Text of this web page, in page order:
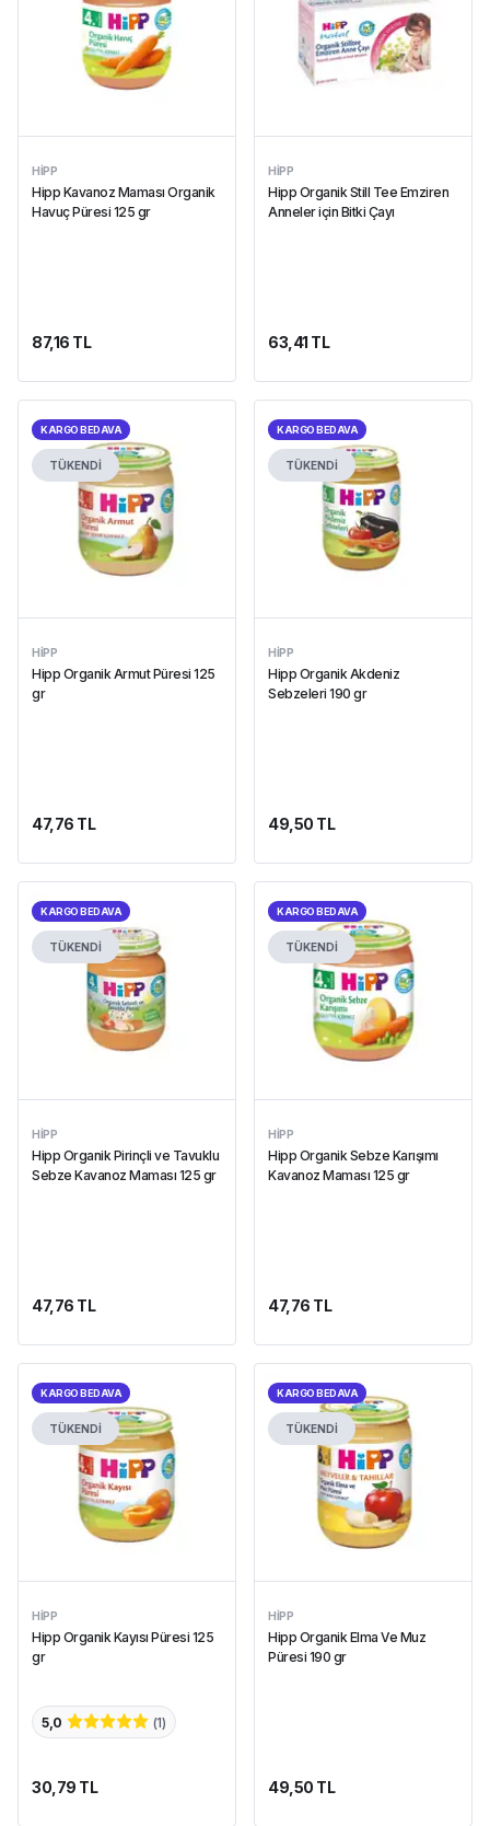
HIPP
Hipp Kavanoz Maması Organik
Havuç Püresi 125 gr
87,16 TL
HIPP
Hipp Organik Still Tee Emziren
Anneler için Bitki Çayı
63,41 TL
KARGO BEDAVA
TÜKENDİ
HIPP
Hipp Organik Armut Püresi 125
gr
47,76 TL
KARGO BEDAVA
TÜKENDİ
HIPP
Hipp Organik Akdeniz
Sebzeleri 190 gr
49,50 TL
KARGO BEDAVA
TÜKENDİ
HIPP
Hipp Organik Pirinçli ve Tavuklu
Sebze Kavanoz Maması 125 gr
47,76 TL
KARGO BEDAVA
TÜKENDİ
HIPP
Hipp Organik Sebze Karışımı
Kavanoz Maması 125 gr
47,76 TL
KARGO BEDAVA
TÜKENDİ
HIPP
Hipp Organik Kayısı Püresi 125
gr
5,0 (1)
30,79 TL
KARGO BEDAVA
TÜKENDİ
HIPP
Hipp Organik Elma Ve Muz
Püresi 190 gr
49,50 TL